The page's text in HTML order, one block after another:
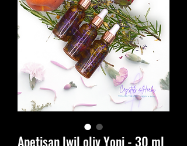
Apetisan lwil oliv Yoni - 30 ml